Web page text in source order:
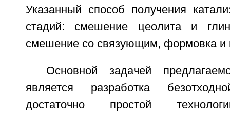
Указанный способ получения
стадий: смешение цеолита и
смешение со связующим, формовка и
Основной задачей
является разработка
достаточно простой